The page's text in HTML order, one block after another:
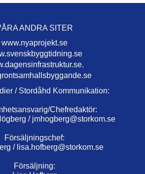
ANDRA SITER
www.nyaprojekt.se
/ Stordåhd Kommunikation:
Chefredaktör:
/ jmhogberg@storkom.se
Försäljningschef:
/ lisa.hofberg@storkom.se
Försäljning: